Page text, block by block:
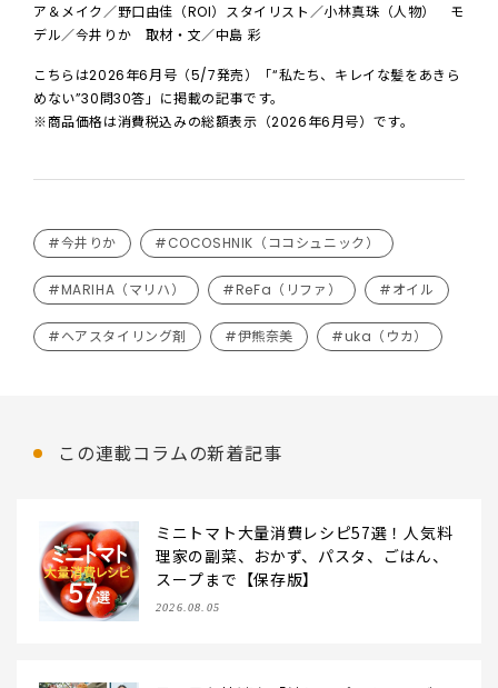
ア＆メイク／野口由佳（ROI）スタイリスト／小林真珠（人物） モ
デル／今井りか 取材・文／中島 彩
こちらは2026年6月号（5/7発売）「“私たち、キレイな髪をあきら
めない”30問30答」に掲載の記事です。
※商品価格は消費税込みの総額表示（2026年6月号）です。
#今井りか #COCOSHNIK（ココシュニック）
#MARIHA（マリハ） #ReFa（リファ） #オイル
#ヘアスタイリング剤 #伊熊奈美 #uka（ウカ）
この連載コラムの新着記事
ミニトマト大量消費レシピ57選！人気料
理家の副菜、おかず、パスタ、ごはん、
スープまで【保存版】
2026.08.05